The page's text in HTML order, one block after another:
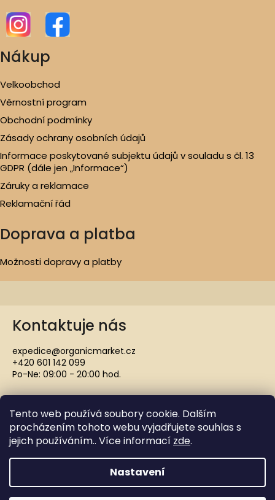
Tento web používá soubory cookie. Dalším
procházením tohoto webu vyjadřujete souhlas s
jejich používáním.. Více informací zde.
Nastavení
Nákup
Velkoobchod
Věrnostní program
Obchodní podmínky
Zásady ochrany osobních údajů
Informace poskytované subjektu údajů v souladu s čl. 13
GDPR (dále jen „Informace“)
Záruky a reklamace
Reklamační řád
Doprava a platba
Možnosti dopravy a platby
Kontaktuje nás
expedice@organicmarket.cz
+420 601 142 099
Po-Ne: 09:00 - 20:00 hod.
Copyright 2021 ORGANICMARKET.CZ. Všechna práva